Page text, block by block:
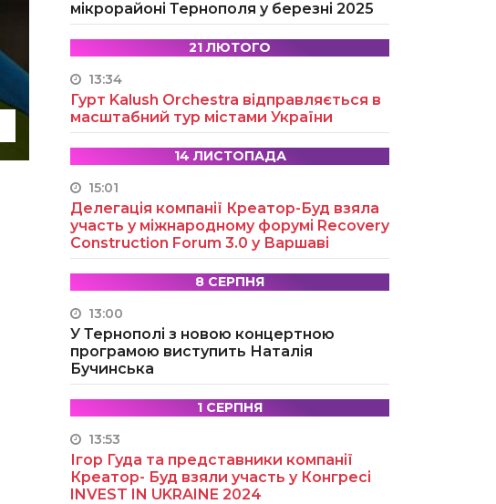
мікрорайоні Тернополя у березні 2025
21 ЛЮТОГО
13:34
Гурт Kalush Orchestra відправляється в
масштабний тур містами України
14 ЛИСТОПАДА
15:01
Делегація компанії Креатор-Буд взяла
участь у міжнародному форумі Recovery
Construction Forum 3.0 у Варшаві
8 СЕРПНЯ
13:00
У Тернополі з новою концертною
програмою виступить Наталія
Бучинська
1 СЕРПНЯ
13:53
Ігор Гуда та представники компанії
Креатор- Буд взяли участь у Конгресі
INVEST IN UKRAINE 2024